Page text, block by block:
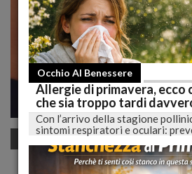
Occhio alla Dieta
Esperto: Un Solo Cambiamento
Occhio Al Benessere
Allergie di primavera, ecco
che sia troppo tardi
Con l’arrivo della stagione
sintomi respiratori e oculari: